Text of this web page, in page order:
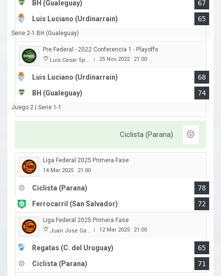
BH (Gualeguay)
67
Luis Luciano (Urdinarrain)
65
Serie 2-1 BH (Gualeguay)
Pre Federal - 2022 Conferencia 1 - Playoffs
Luis Cesar Spiazzi | 25 Nov 2022 21:00
Luis Luciano (Urdinarrain)
68
BH (Gualeguay)
74
Juego 2 | Serie 1-1
Ciclista (Parana)
Liga Federal 2025 Primera Fase
14 Mar 2025 21:00
Ciclista (Parana)
78
Ferrocarril (San Salvador)
72
Liga Federal 2025 Primera Fase
Juan Jose Garro | 12 Mar 2025 21:00
Regatas (C. del Uruguay)
65
Ciclista (Parana)
71